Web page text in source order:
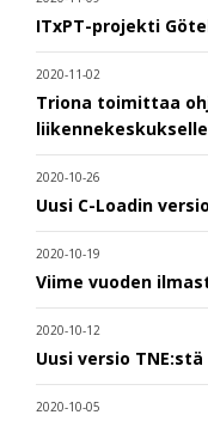
ITxPT-projekti
2020-11-02
Triona toimittaa
liikennekeskukselle
2020-10-26
Uusi C-Loadin versio
2020-10-19
Viime vuoden
2020-10-12
Uusi versio TNE:stä
2020-10-05